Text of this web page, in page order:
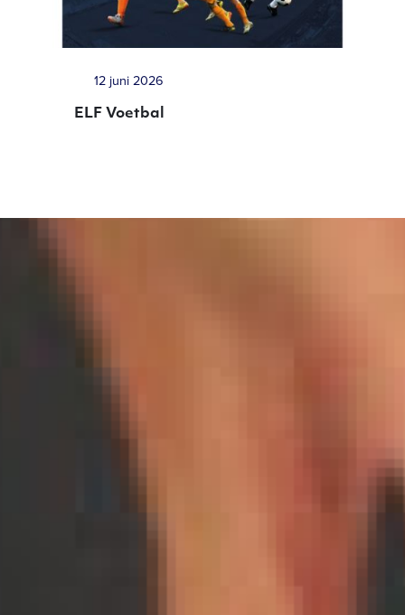
12 juni 2026
ELF Voetbal